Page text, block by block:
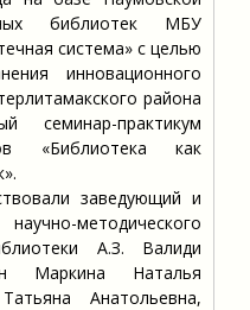
библиотек МБУ
система» с целью
инновационного
района
семинар-практикум
«Библиотека как
заведующий и
методического
А.З. Валиди
Маркина Наталья
Анатольевна,